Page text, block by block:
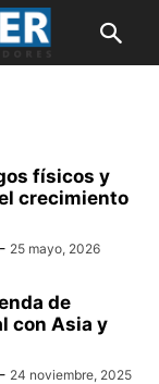
físicos y
crecimiento
- 25 mayo, 2026
de
con Asia y
- 24 noviembre, 2025